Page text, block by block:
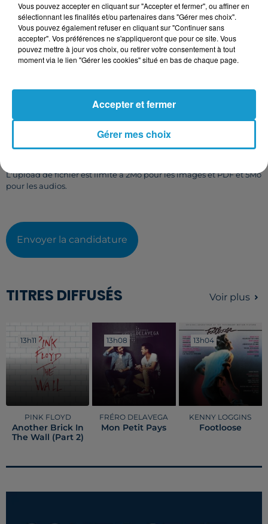
Taille maximum : 500 caractères
Votre CV
L'upload de fichier est limité à 2Mo pour les images et PDF et 5Mo
Votre lettre de motivation
L'upload de fichier est limité à 2Mo pour les images et PDF et 5Mo
pour les audios.
Envoyer la candidature
TITRES DIFFUSÉS Voir plus
13h11
13h11
PINK FLOYD
Another Brick In
The Wall (part 2)
13h08
13h08
FRÉRO DELAVEGA
Mon Petit Pays
13h04
13h04
KENNY LOGGINS
Footloose
Vous pouvez accepter en cliquant sur "Accepter et fermer", ou affiner en
sélectionnant les finalités et/ou partenaires dans "Gérer mes choix".
Vous pouvez également refuser en cliquant sur "Continuer sans
accepter". Vos préférences ne s'appliqueront que pour ce site. Vous
pouvez mettre à jour vos choix, ou retirer votre consentement à tout
moment via le lien "Gérer les cookies" situé en bas de chaque page.
Gérer mes choix
Accepter et fermer